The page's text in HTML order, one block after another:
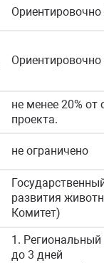
Ориентировочно
Ориентировочно
не менее 20%
проекта.
не ограничено
развития
Комитет)
1. Региональный
до 3 дней